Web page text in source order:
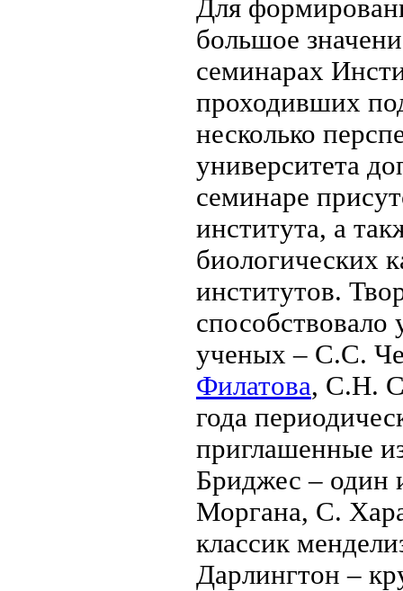
Для
большое
семинарах
проходивших
несколько
университета
семинаре
института, а
биологических
институтов.
ученых – С.С.
Филатова, С.Н.
года
приглашенные
Бриджес – один
Моргана, С.
классик
Дарлингтон –